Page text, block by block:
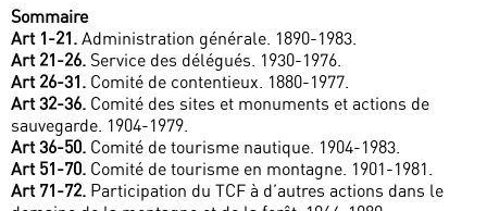
Sommaire
Art 1-21. Administration générale. 1890-1983.
Art 21-26. Service des délégués. 1930-1976.
Art 26-31. Comité de contentieux. 1880-1977.
Art 32-36. Comité des sites et monuments et actions de
sauvegarde. 1904-1979.
Art 36-50. Comité de tourisme nautique. 1904-1983.
Art 51-70. Comité de tourisme en montagne. 1901-1981.
Art 71-72. Participation du TCF à d’autres actions dans le